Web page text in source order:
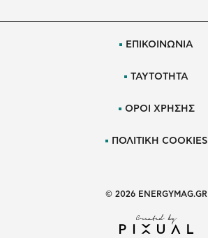
ΕΠΙΚΟΙΝΩΝΙΑ
ΤΑΥΤΟΤΗΤΑ
ΟΡΟΙ ΧΡΗΣΗΣ
ΠΟΛΙΤΙΚΗ COOKIES
© 2026 ENERGYMAG.GR